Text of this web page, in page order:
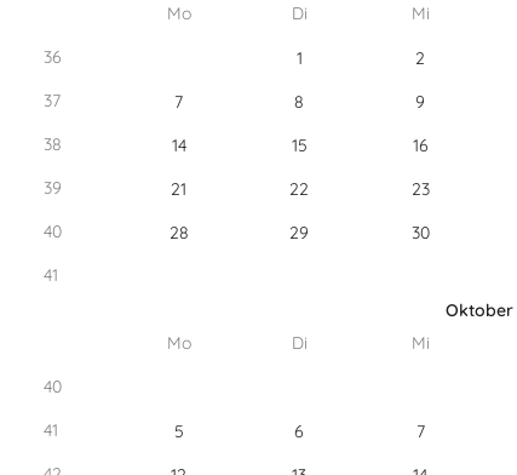
Mo
Di Mi
36
1 2
37
7 8 9
38
14 15 16
39
21 22 23
40
28 29
30
41
Oktober
Mo
Di Mi
40
41
5 6 7